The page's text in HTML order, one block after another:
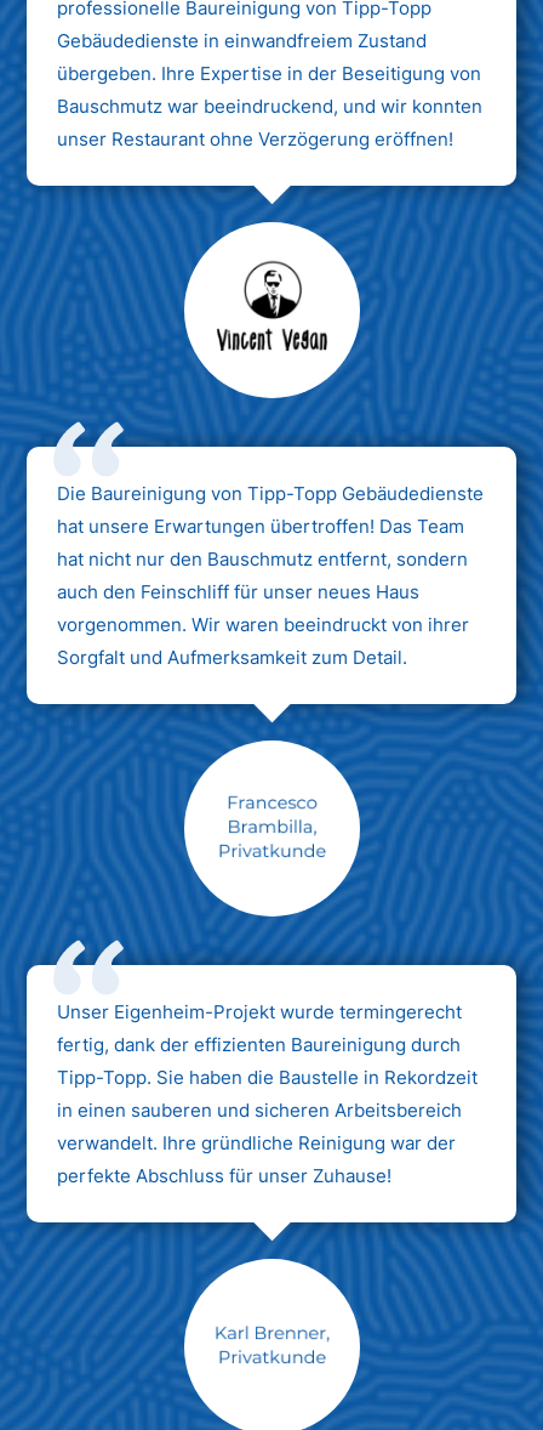
professionelle Baureinigung von Tipp-Topp
Gebäudedienste in einwandfreiem Zustand
übergeben. Ihre Expertise in der Beseitigung von
Bauschmutz war beeindruckend, und wir konnten
unser Restaurant ohne Verzögerung eröffnen!
Max Mustermann
Unternehmen AG
Die Baureinigung von Tipp-Topp Gebäudedienste
hat unsere Erwartungen übertroffen! Das Team
hat nicht nur den Bauschmutz entfernt, sondern
auch den Feinschliff für unser neues Haus
vorgenommen. Wir waren beeindruckt von ihrer
Sorgfalt und Aufmerksamkeit zum Detail.
Max Mustermann
Unternehmen AG
Unser Eigenheim-Projekt wurde termingerecht
fertig, dank der effizienten Baureinigung durch
Tipp-Topp. Sie haben die Baustelle in Rekordzeit
in einen sauberen und sicheren Arbeitsbereich
verwandelt. Ihre gründliche Reinigung war der
perfekte Abschluss für unser Zuhause!